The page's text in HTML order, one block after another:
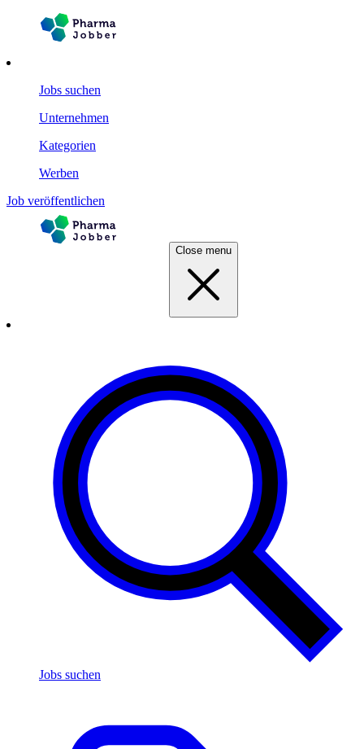
Jobs suchen
Unternehmen
Kategorien
Werben
Job veröffentlichen
Close menu
Jobs suchen